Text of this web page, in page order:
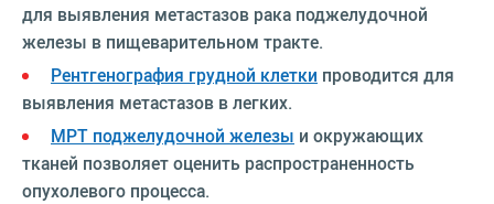
для выявления метастазов рака поджелудочной
железы в пищеварительном тракте.
Рентгенография грудной клетки проводится для
выявления метастазов в легких.
МРТ поджелудочной железы и окружающих
тканей позволяет оценить распространенность
опухолевого процесса.